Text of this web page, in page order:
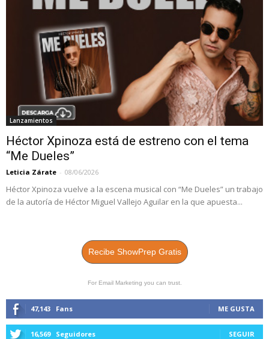
Lanzamientos
Héctor Xpinoza está de estreno con el tema
“Me Dueles”
Leticia Zárate - 08/06/2026
Héctor Xpinoza vuelve a la escena musical con “Me Dueles” un trabajo
de la autoría de Héctor Miguel Vallejo Aguilar en la que apuesta...
Recibe ShowPrep Gratis
For Email Marketing you can trust.
47,143 Fans ME GUSTA
16,569 Seguidores SEGUIR